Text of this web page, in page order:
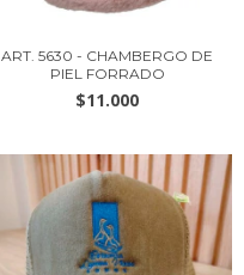
ART. 5630 - CHAMBERGO DE
PIEL FORRADO
$11.000